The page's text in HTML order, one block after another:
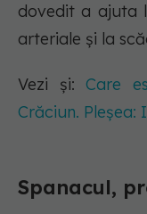
dovedit a ajuta
arteriale și la
Vezi și:Care
Crăciun.
Spanacul,